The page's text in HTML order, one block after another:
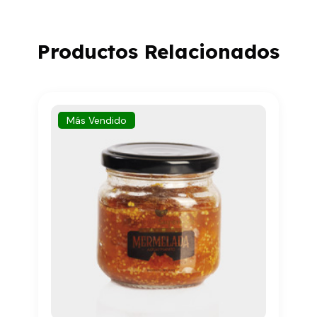
Productos Relacionados
Más Vendido